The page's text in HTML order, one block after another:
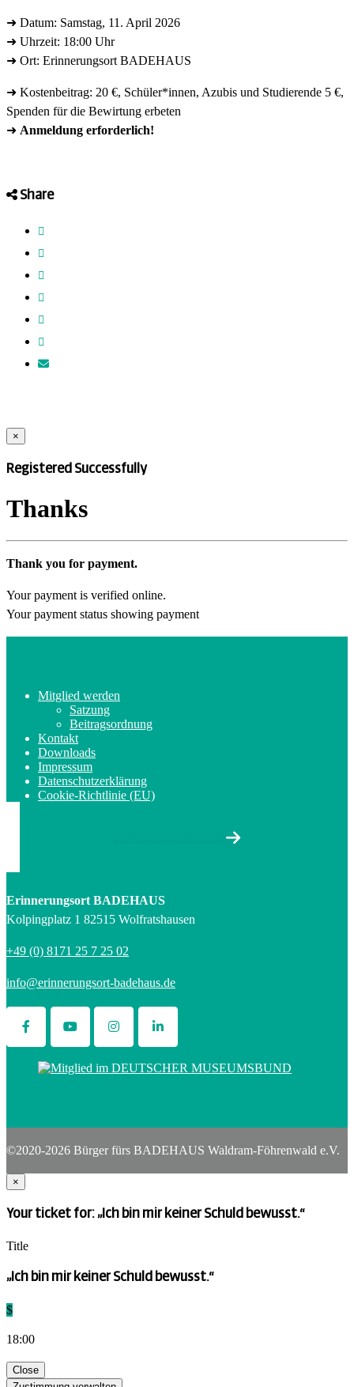
➜ Datum: Samstag, 11. April 2026
➜ Uhrzeit: 18:00 Uhr
➜ Ort: Erinnerungsort BADEHAUS
➜ Kostenbeitrag: 20 €, Schüler*innen, Azubis und Studierende 5 €,
Spenden für die Bewirtung erbeten
➜ Anmeldung erforderlich!
Share
×
Registered Successfully
Thanks
Thank you for payment.
Your payment is verified online.
Your payment status showing payment
Mitglied werden
Satzung
Beitragsordnung
Kontakt
Downloads
Impressum
Datenschutzerklärung
Cookie-Richtlinie (EU)
Erinnerungsort BADEHAUS
Kolpingplatz 1 82515 Wolfratshausen
+49 (0) 8171 25 7 25 02
info@erinnerungsort-badehaus.de
©2020-2026 Bürger fürs BADEHAUS Waldram-Föhrenwald e.V.
×
Your ticket for: „Ich bin mir keiner Schuld bewusst.“
Title
„Ich bin mir keiner Schuld bewusst.“
$
18:00
Close